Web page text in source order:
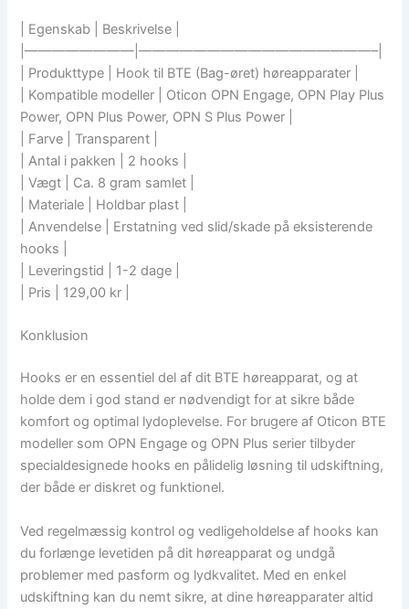
| Egenskab | Beskrivelse |
|————————|—————————————————–|
| Produkttype | Hook til BTE (Bag-øret) høreapparater |
| Kompatible modeller | Oticon OPN Engage, OPN Play Plus
Power, OPN Plus Power, OPN S Plus Power |
| Farve | Transparent |
| Antal i pakken | 2 hooks |
| Vægt | Ca. 8 gram samlet |
| Materiale | Holdbar plast |
| Anvendelse | Erstatning ved slid/skade på eksisterende
hooks |
| Leveringstid | 1-2 dage |
| Pris | 129,00 kr |
Konklusion
Hooks er en essentiel del af dit BTE høreapparat, og at
holde dem i god stand er nødvendigt for at sikre både
komfort og optimal lydoplevelse. For brugere af Oticon BTE
modeller som OPN Engage og OPN Plus serier tilbyder
specialdesignede hooks en pålidelig løsning til udskiftning,
der både er diskret og funktionel.
Ved regelmæssig kontrol og vedligeholdelse af hooks kan
du forlænge levetiden på dit høreapparat og undgå
problemer med pasform og lydkvalitet. Med en enkel
udskiftning kan du nemt sikre, at dine høreapparater altid